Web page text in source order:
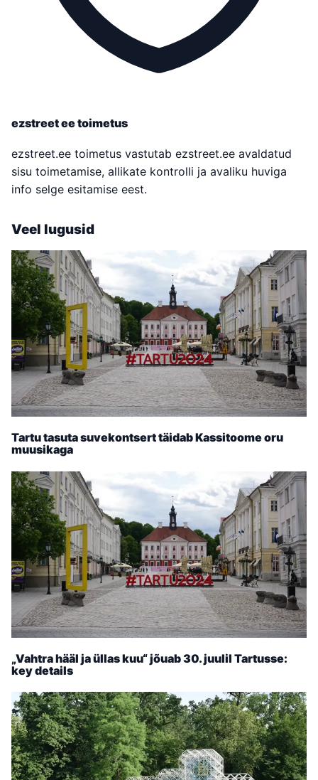
ezstreet ee toimetus
ezstreet.ee toimetus vastutab ezstreet.ee avaldatud
sisu toimetamise, allikate kontrolli ja avaliku huviga
info selge esitamise eest.
Veel lugusid
Tartu tasuta suvekontsert täidab Kassitoome oru
muusikaga
„Vahtra hääl ja üllas kuu“ jõuab 30. juulil Tartusse:
key details